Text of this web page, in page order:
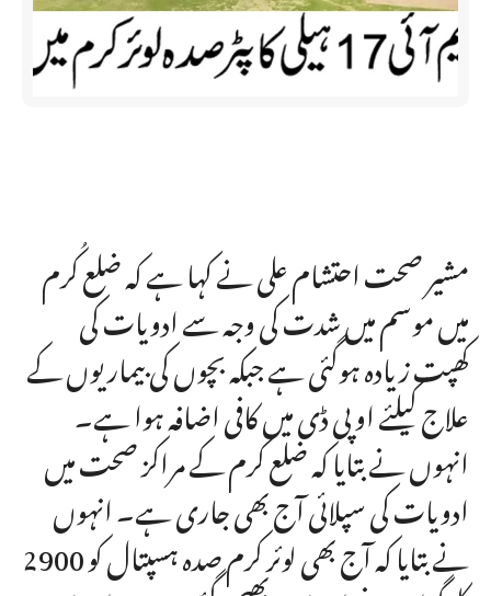
مشیر صحت احتشام علی نے کہا ہے کہ ضلع کُرم
میں موسم میں شدت کی وجہ سے ادویات کی
کھپت زیادہ ہوگئی ہے جبکہ بچوں کی بیماریوں کے
علاج کیلئے او پی ڈی میں کافی اضافہ ہوا ہے۔
انہوں نے بتایا کہ ضلع کرم کے مراکز صحت میں
ادویات کی سپلائی آج بھی جاری ہے۔ انہوں
نے بتایا کہ آج بھی لوئر کرم صدہ ہسپتال کو 2900